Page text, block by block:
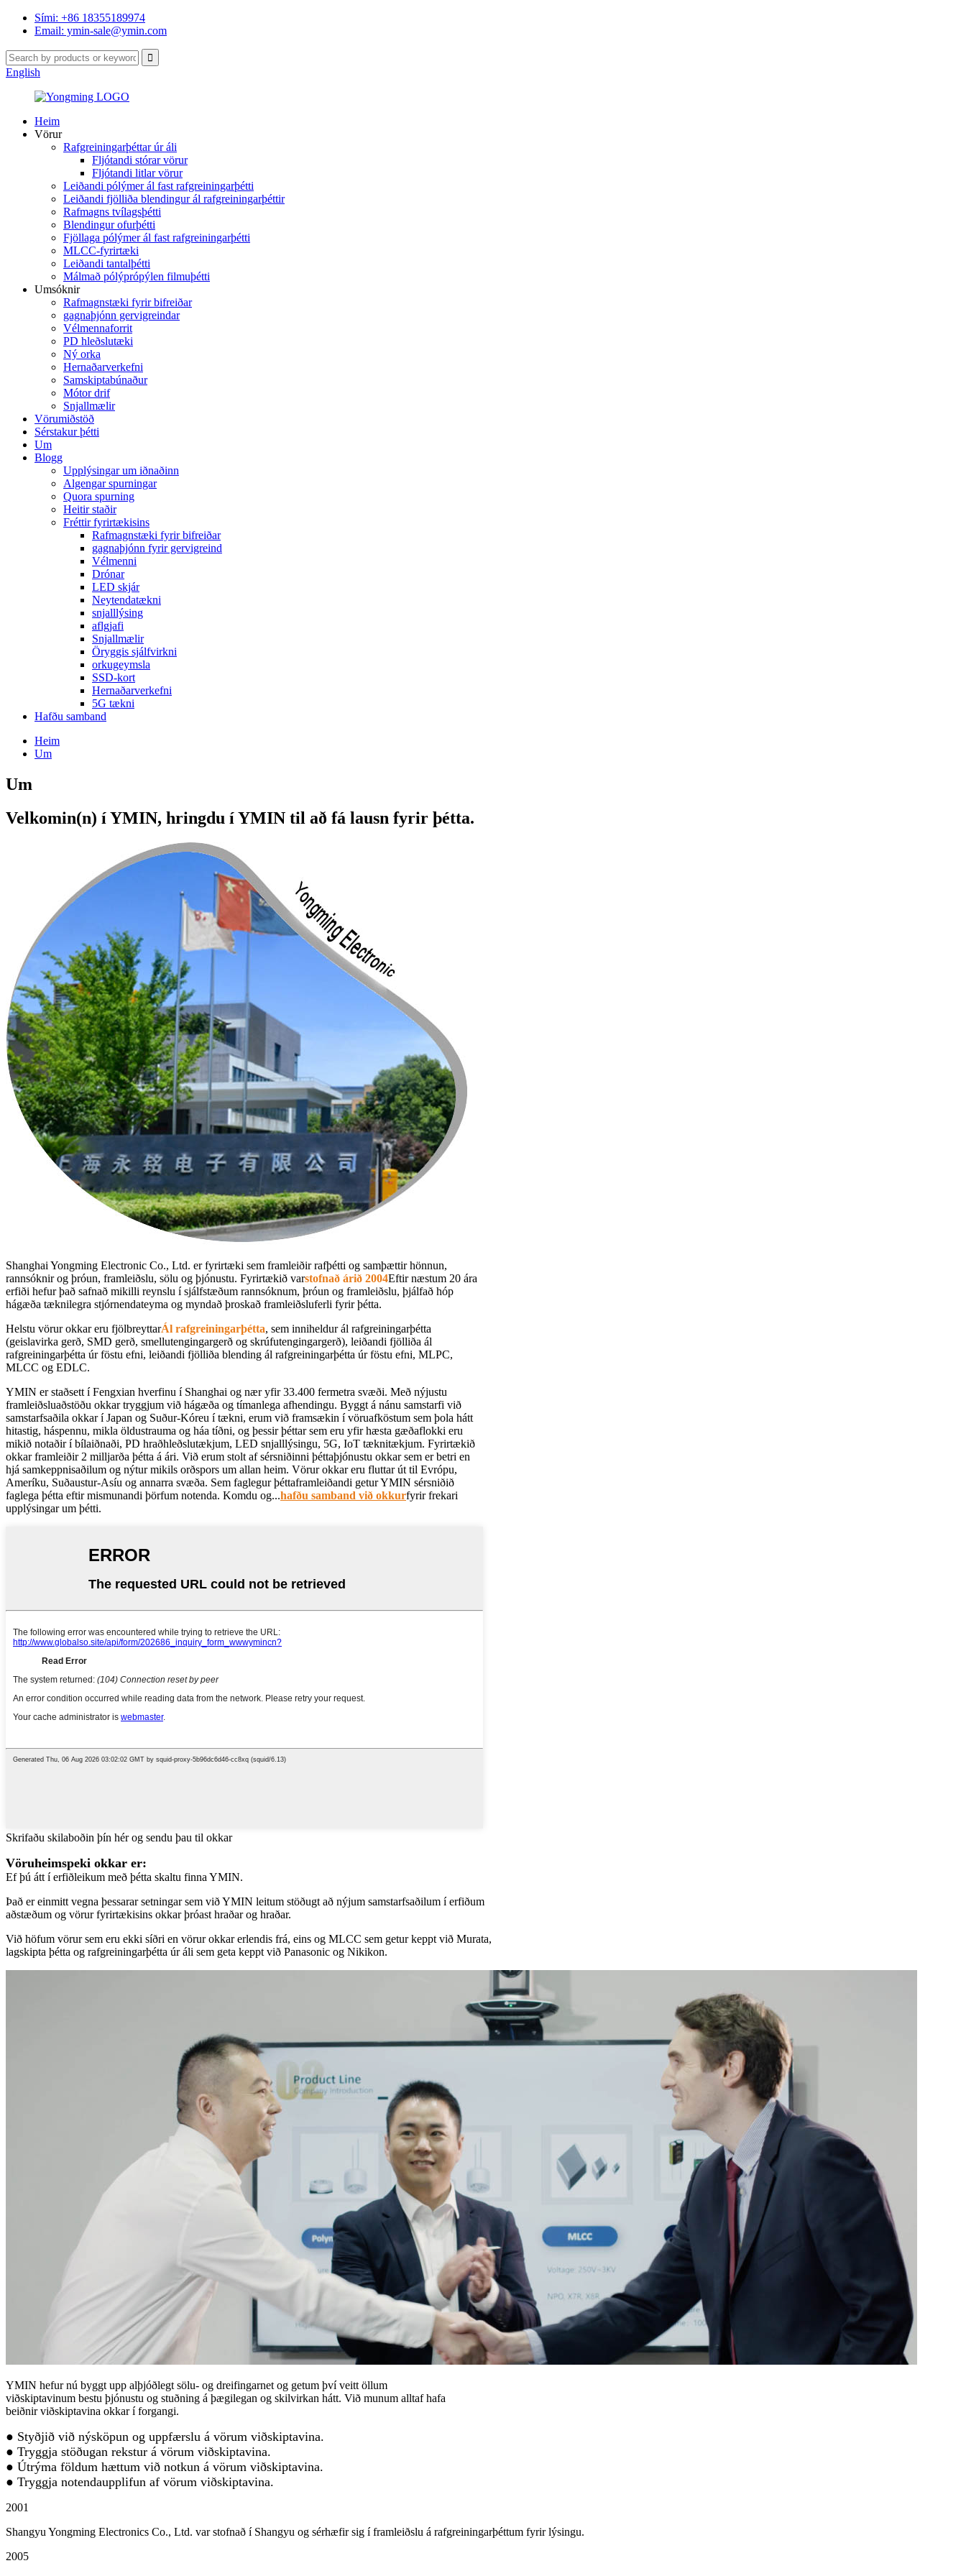
Sími: +86 18355189974
Email: ymin-sale@ymin.com
English
Heim
Vörur
Rafgreiningarþéttar úr áli
Fljótandi stórar vörur
Fljótandi litlar vörur
Leiðandi pólýmer ál fast rafgreiningarþétti
Leiðandi fjölliða blendingur ál rafgreiningarþéttir
Rafmagns tvílagsþétti
Blendingur ofurþétti
Fjöllaga pólýmer ál fast rafgreiningarþétti
MLCC-fyrirtæki
Leiðandi tantalþétti
Málmað pólýprópýlen filmuþétti
Umsóknir
Rafmagnstæki fyrir bifreiðar
gagnaþjónn gervigreindar
Vélmennaforrit
PD hleðslutæki
Ný orka
Hernaðarverkefni
Samskiptabúnaður
Mótor drif
Snjallmælir
Vörumiðstöð
Sérstakur þétti
Um
Blogg
Upplýsingar um iðnaðinn
Algengar spurningar
Quora spurning
Heitir staðir
Fréttir fyrirtækisins
Rafmagnstæki fyrir bifreiðar
gagnaþjónn fyrir gervigreind
Vélmenni
Drónar
LED skjár
Neytendatækni
snjalllýsing
aflgjafi
Snjallmælir
Öryggis sjálfvirkni
orkugeymsla
SSD-kort
Hernaðarverkefni
5G tækni
Hafðu samband
Heim
Um
Um
Velkomin(n) í YMIN, hringdu í YMIN til að fá lausn fyrir þétta.
Shanghai Yongming Electronic Co., Ltd. er fyrirtæki sem framleiðir rafþétti og samþættir hönnun,
rannsóknir og þróun, framleiðslu, sölu og þjónustu. Fyrirtækið varstofnað árið 2004Eftir næstum 20 ára
erfiði hefur það safnað mikilli reynslu í sjálfstæðum rannsóknum, þróun og framleiðslu, þjálfað hóp
hágæða tæknilegra stjórnendateyma og myndað þroskað framleiðsluferli fyrir þétta.
Helstu vörur okkar eru fjölbreyttarÁl rafgreiningarþétta, sem inniheldur ál rafgreiningarþétta
(geislavirka gerð, SMD gerð, smellutengingargerð og skrúfutengingargerð), leiðandi fjölliða ál
rafgreiningarþétta úr föstu efni, leiðandi fjölliða blending ál rafgreiningarþétta úr föstu efni, MLPC,
MLCC og EDLC.
YMIN er staðsett í Fengxian hverfinu í Shanghai og nær yfir 33.400 fermetra svæði. Með nýjustu
framleiðsluaðstöðu okkar tryggjum við hágæða og tímanlega afhendingu. Byggt á nánu samstarfi við
samstarfsaðila okkar í Japan og Suður-Kóreu í tækni, erum við framsækin í vöruafköstum sem þola hátt
hitastig, háspennu, mikla öldustrauma og háa tíðni, og þessir þéttar sem eru yfir hæsta gæðaflokki eru
mikið notaðir í bílaiðnaði, PD hraðhleðslutækjum, LED snjalllýsingu, 5G, IoT tæknitækjum. Fyrirtækið
okkar framleiðir 2 milljarða þétta á ári. Við erum stolt af sérsniðinni þéttaþjónustu okkar sem er betri en
hjá samkeppnisaðilum og nýtur mikils orðspors um allan heim. Vörur okkar eru fluttar út til Evrópu,
Ameríku, Suðaustur-Asíu og annarra svæða. Sem faglegur þéttaframleiðandi getur YMIN sérsniðið
faglega þétta eftir mismunandi þörfum notenda. Komdu og...hafðu samband við okkurfyrir frekari
upplýsingar um þétti.
Skrifaðu skilaboðin þín hér og sendu þau til okkar
Vöruheimspeki okkar er:
Ef þú átt í erfiðleikum með þétta skaltu finna YMIN.
Það er einmitt vegna þessarar setningar sem við YMIN leitum stöðugt að nýjum samstarfsaðilum í erfiðum
aðstæðum og vörur fyrirtækisins okkar þróast hraðar og hraðar.
Við höfum vörur sem eru ekki síðri en vörur okkar erlendis frá, eins og MLCC sem getur keppt við Murata,
lagskipta þétta og rafgreiningarþétta úr áli sem geta keppt við Panasonic og Nikikon.
YMIN hefur nú byggt upp alþjóðlegt sölu- og dreifingarnet og getum því veitt öllum
viðskiptavinum bestu þjónustu og stuðning á þægilegan og skilvirkan hátt. Við munum alltaf hafa
beiðnir viðskiptavina okkar í forgangi.
● Styðjið við nýsköpun og uppfærslu á vörum viðskiptavina.
● Tryggja stöðugan rekstur á vörum viðskiptavina.
● Útrýma földum hættum við notkun á vörum viðskiptavina.
● Tryggja notendaupplifun af vörum viðskiptavina.
2001
Shangyu Yongming Electronics Co., Ltd. var stofnað í Shangyu og sérhæfir sig í framleiðslu á rafgreiningarþéttum fyrir lýsingu.
2005